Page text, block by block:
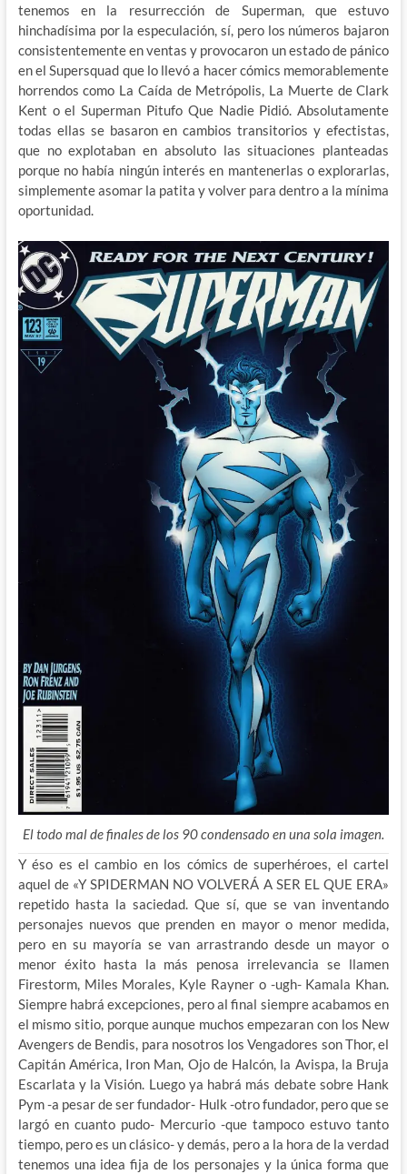
tenemos en la resurrección de Superman, que estuvo
hinchadísima por la especulación, sí, pero los números bajaron
consistentemente en ventas y provocaron un estado de pánico
en el Supersquad que lo llevó a hacer cómics memorablemente
horrendos como La Caída de Metrópolis, La Muerte de Clark
Kent o el Superman Pitufo Que Nadie Pidió. Absolutamente
todas ellas se basaron en cambios transitorios y efectistas,
que no explotaban en absoluto las situaciones planteadas
porque no había ningún interés en mantenerlas o explorarlas,
simplemente asomar la patita y volver para dentro a la mínima
oportunidad.
El todo mal de finales de los 90 condensado en una sola imagen.
Y éso es el cambio en los cómics de superhéroes, el cartel
aquel de «Y SPIDERMAN NO VOLVERÁ A SER EL QUE ERA»
repetido hasta la saciedad. Que sí, que se van inventando
personajes nuevos que prenden en mayor o menor medida,
pero en su mayoría se van arrastrando desde un mayor o
menor éxito hasta la más penosa irrelevancia se llamen
Firestorm, Miles Morales, Kyle Rayner o -ugh- Kamala Khan.
Siempre habrá excepciones, pero al final siempre acabamos en
el mismo sitio, porque aunque muchos empezaran con los New
Avengers de Bendis, para nosotros los Vengadores son Thor, el
Capitán América, Iron Man, Ojo de Halcón, la Avispa, la Bruja
Escarlata y la Visión. Luego ya habrá más debate sobre Hank
Pym -a pesar de ser fundador- Hulk -otro fundador, pero que se
largó en cuanto pudo- Mercurio -que tampoco estuvo tanto
tiempo, pero es un clásico- y demás, pero a la hora de la verdad
tenemos una idea fija de los personajes y la única forma que